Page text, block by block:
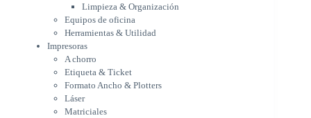
Matriciales
Multifuncional a Tinta
Tinta Continua
Informática
Accesorios Varios
Adaptadores & Cables
Auriculares
Limpieza & Organización
Equipos de oficina
Herramientas & Utilidad
Impresoras
A chorro
Etiqueta & Ticket
Formato Ancho & Plotters
Láser
Matriciales